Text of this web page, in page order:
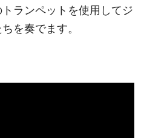
ランペットを使用してジ
を奏でます。